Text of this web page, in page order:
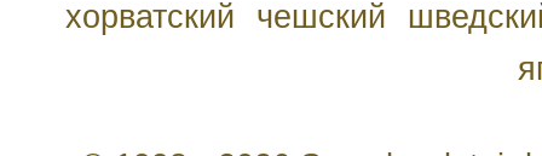
хорватский
чешский